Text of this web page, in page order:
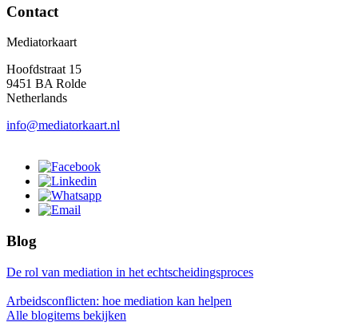
Contact
Mediatorkaart
Hoofdstraat 15
9451 BA Rolde
Netherlands
info@mediatorkaart.nl
Blog
De rol van mediation in het echtscheidingsproces
Arbeidsconflicten: hoe mediation kan helpen
Alle blogitems bekijken